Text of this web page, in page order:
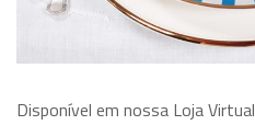
Disponível em nossa Loja